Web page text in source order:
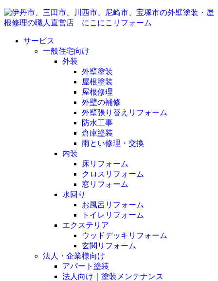
サービス
一般住宅向け
外装
外壁塗装
屋根塗装
屋根修理
外壁の補修
外壁張り替えリフォーム
防水工事
倉庫塗装
雨とい修理・交換
内装
床リフォーム
クロスリフォーム
窓リフォーム
水回り
お風呂リフォーム
トイレリフォーム
エクステリア
ウッドデッキリフォーム
玄関リフォーム
法人・企業様向け
アパート塗装
法人向け｜塗装メンテナンス